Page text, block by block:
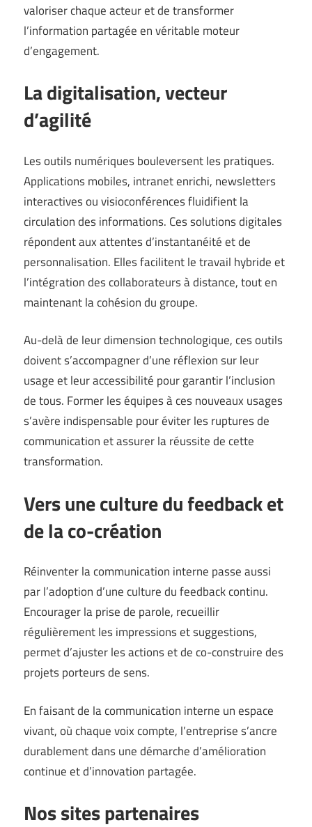
valoriser chaque acteur et de transformer
l’information partagée en véritable moteur
d’engagement.
La digitalisation, vecteur
d’agilité
Les outils numériques bouleversent les pratiques.
Applications mobiles, intranet enrichi, newsletters
interactives ou visioconférences fluidifient la
circulation des informations. Ces solutions digitales
répondent aux attentes d’instantanéité et de
personnalisation. Elles facilitent le travail hybride et
l’intégration des collaborateurs à distance, tout en
maintenant la cohésion du groupe.
Au-delà de leur dimension technologique, ces outils
doivent s’accompagner d’une réflexion sur leur
usage et leur accessibilité pour garantir l’inclusion
de tous. Former les équipes à ces nouveaux usages
s’avère indispensable pour éviter les ruptures de
communication et assurer la réussite de cette
transformation.
Vers une culture du feedback et
de la co-création
Réinventer la communication interne passe aussi
par l’adoption d’une culture du feedback continu.
Encourager la prise de parole, recueillir
régulièrement les impressions et suggestions,
permet d’ajuster les actions et de co-construire des
projets porteurs de sens.
En faisant de la communication interne un espace
vivant, où chaque voix compte, l’entreprise s’ancre
durablement dans une démarche d’amélioration
continue et d’innovation partagée.
Nos sites partenaires